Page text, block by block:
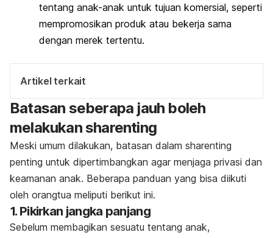
tentang anak-anak untuk tujuan komersial, seperti
mempromosikan produk atau bekerja sama
dengan merek tertentu.
Artikel terkait
Batasan seberapa jauh boleh
melakukansharenting
Meski umum dilakukan, batasan dalam sharenting
penting untuk dipertimbangkan agar menjaga privasi dan
keamanan anak. Beberapa panduan yang bisa diikuti
oleh orangtua meliputi berikut ini.
1. Pikirkan jangka panjang
Sebelum membagikan sesuatu tentang anak,